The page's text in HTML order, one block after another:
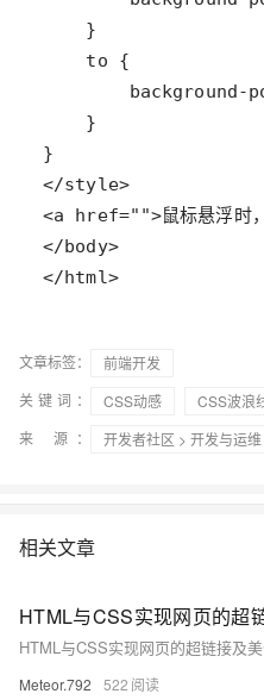
</style>
</body>
</html>
文章标签：
前端开发
关键词：
CSS动感
CSS波浪
来 源：
开发者社区 > 开发与运维
相关文章
HTML与CSS实现网页的超
HTML与CSS实现网页的超链接及
Meteor.792 522